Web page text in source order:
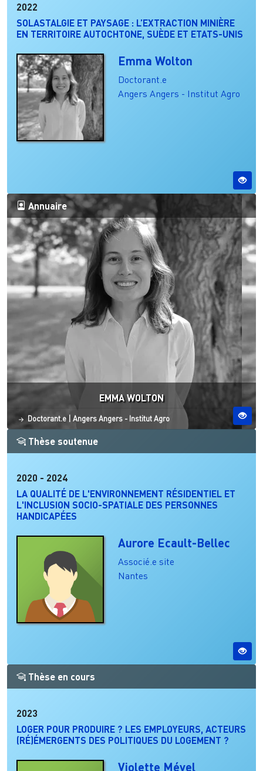
2022
SOLASTALGIE ET PAYSAGE : L’EXTRACTION MINIÈRE
EN TERRITOIRE AUTOCHTONE, SUÈDE ET ETATS-UNIS
Emma Wolton
Doctorant.e
Angers Angers - Institut Agro
Annuaire
EMMA WOLTON
Statut
Doctorant.e Site ESO
AngersAngers - Institut Agro
Thèse soutenue
2020 - 2024
LA QUALITÉ DE L'ENVIRONNEMENT RÉSIDENTIEL ET
L'INCLUSION SOCIO-SPATIALE DES PERSONNES
HANDICAPÉES
Aurore Ecault-Bellec
Associé.e site
Nantes
Thèse en cours
2023
LOGER POUR PRODUIRE ? LES EMPLOYEURS, ACTEURS
(RÉ)ÉMERGENTS DES POLITIQUES DU LOGEMENT ?
Violette Mével